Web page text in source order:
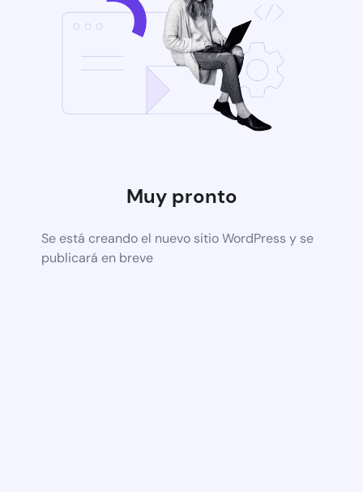
Muy pronto
Se está creando el nuevo sitio WordPress y se
publicará en breve